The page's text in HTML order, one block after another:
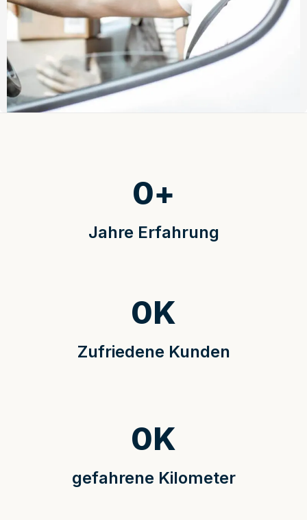
Jahre Erfahrung
0+
Zufriedene Kunden
0K
gefahrene Kilometer
0K